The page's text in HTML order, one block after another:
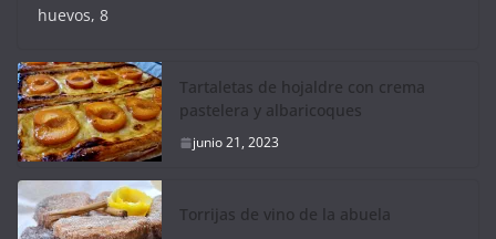
huevos, 8
Tartaletas de hojaldre con crema
pastelera y albaricoques
junio 21, 2023
Torrijas de vino de la abuela